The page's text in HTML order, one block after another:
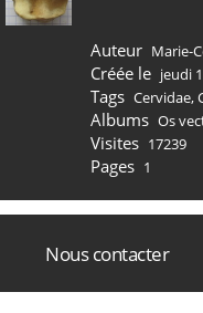
Auteur Marie-
Créée le jeudi
Tags Cervidae,
Albums Os
Visites 17239
Pages 1
Nous contacter